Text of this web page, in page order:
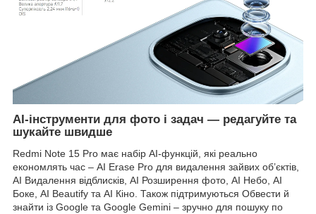
AI-інструменти для фото і задач — редагуйте та
шукайте швидше
Redmi Note 15 Pro має набір AI-функцій, які реально
економлять час – AI Erase Pro для видалення зайвих об’єктів,
AI Видалення відблисків, AI Розширення фото, AI Небо, AI
Боке, AI Beautify та AI Кіно. Також підтримуються Обвести й
знайти із Google та Google Gemini – зручно для пошуку по